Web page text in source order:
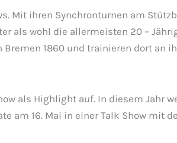
Mit ihren Synchronturnen am
als wohl die allermeisten 20 –
1860 und trainieren dort an
als Highlight auf. In diesem Jahr
am 16. Mai in einer Talk Show mit